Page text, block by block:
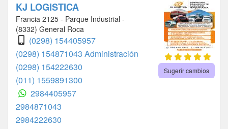
KJ LOGISTICA
Francia 2125 - Parque Industrial -
(8332) General Roca
(0298) 154405957
(0298) 154871043 Administración
(0298) 154222630
(011) 1559891300
2984405957
2984871043
2984222630
Sugerir cambios